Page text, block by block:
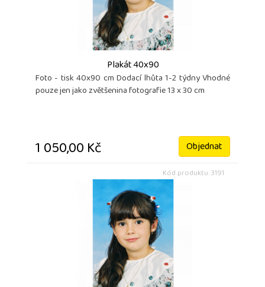
Plakát 40x90
Foto - tisk 40x90 cm Dodací lhůta 1-2 týdny Vhodné
pouze jen jako zvětšenina fotografie 13 x 30 cm
1 050,00 Kč Objednat
Kód produktu: 3191